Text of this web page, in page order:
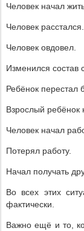
Человек начал
Человек расстался.
Человек овдовел.
Изменился состав
Ребёнок перестал
Взрослый ребёнок
Человек начал
Потерял работу.
Начал получать
Во всех этих
фактически.
Важно ещё и то,